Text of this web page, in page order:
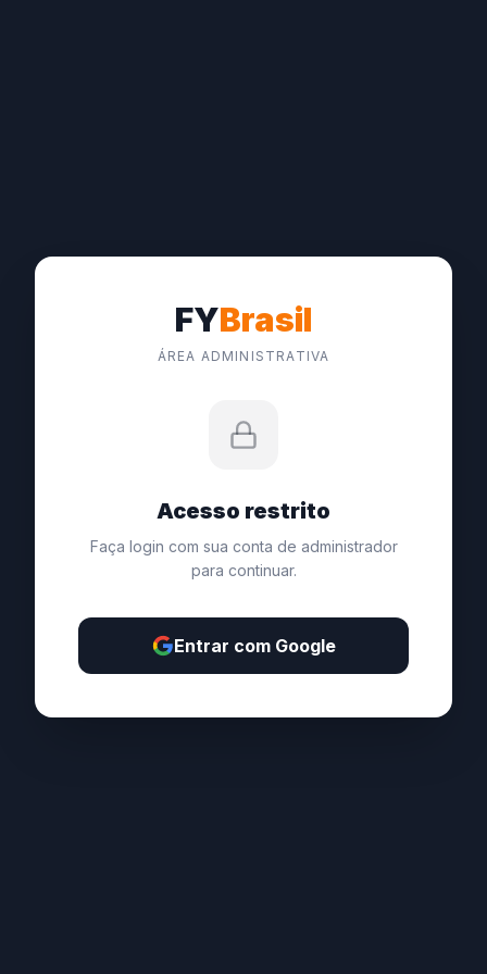
FYBrasil
ÁREA ADMINISTRATIVA
Acesso restrito
Faça login com sua conta de administrador
para continuar.
Entrar com Google